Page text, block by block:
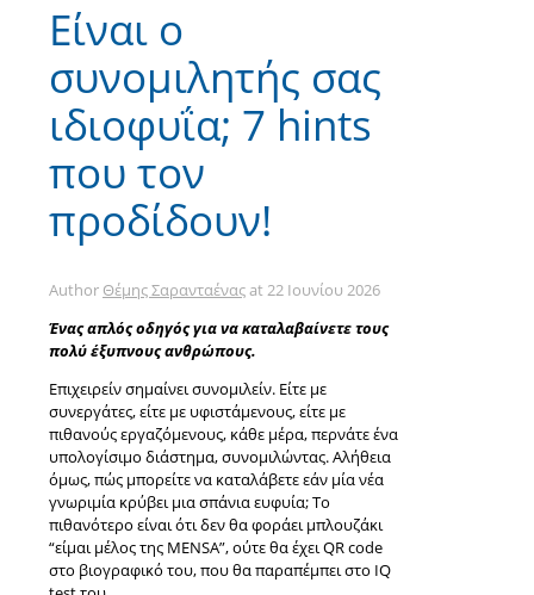
Είναι ο
συνομιλητής σας
ιδιοφυΐα; 7 hints
που τον
προδίδουν!
Author Θέμης Σαρανταέναςat 22 Ιουνίου 2026
Ένας απλός οδηγός για να καταλαβαίνετε τους
πολύ έξυπνους ανθρώπους.
Επιχειρείν σημαίνει συνομιλείν. Είτε με
συνεργάτες, είτε με υφιστάμενους, είτε με
πιθανούς εργαζόμενους, κάθε μέρα, περνάτε ένα
υπολογίσιμο διάστημα, συνομιλώντας. Αλήθεια
όμως, πώς μπορείτε να καταλάβετε εάν μία νέα
γνωριμία κρύβει μια σπάνια ευφυία; Το
πιθανότερο είναι ότι δεν θα φοράει μπλουζάκι
“είμαι μέλος της MENSA”, ούτε θα έχει QR code
στο βιογραφικό του, που θα παραπέμπει στο IQ